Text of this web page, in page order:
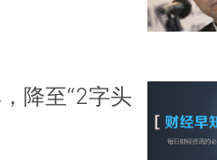
降至“2字头